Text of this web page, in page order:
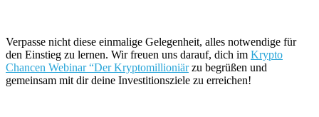
Verpasse nicht diese einmalige Gelegenheit, alles notwendige für
den Einstieg zu lernen. Wir freuen uns darauf, dich im Krypto
Chancen Webinar “Der Kryptomillioniärzu begrüßen und
gemeinsam mit dir deine Investitionsziele zu erreichen!